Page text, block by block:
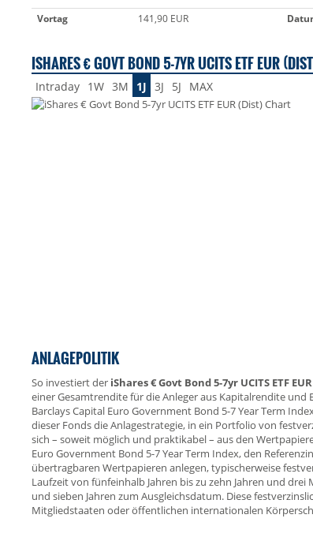
Vortag
141,90 EUR
ISHARES € GOVT BOND 5-7YR UCITS ETF EUR
Intraday 1W 3M 1J 3J 5J MAX
ANLAGEPOLITIK
So investiert der iShares € Govt Bond 5-7yr UCITS ETF
einer Gesamtrendite für die Anleger aus Kapitalrendite
Barclays Capital Euro Government Bond 5-7 Year Term
dieser Fonds die Anlagestrategie, in ein Portfolio von
sich – soweit möglich und praktikabel – aus den
Euro Government Bond 5-7 Year Term Index, den
übertragbaren Wertpapieren anlegen, typischerweise
Laufzeit von fünfeinhalb Jahren bis zu zehn Jahren und
und sieben Jahren zum Ausgleichsdatum. Diese
Mitgliedstaaten oder öffentlichen internationalen